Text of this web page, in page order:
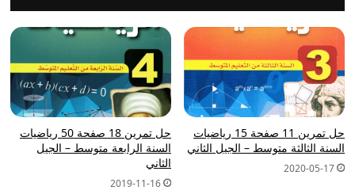
حل تمرين 11 صفحة 15 رياضيات
السنة الثالثة متوسط – الجيل الثاني
2020-05-17
حل تمرين 18 صفحة 50 رياضيات
السنة الرابعة متوسط – الجيل
الثاني
2019-11-16